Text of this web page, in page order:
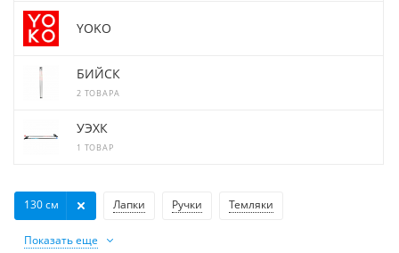
YOKO
БИЙСК
2 ТОВАРА
УЭХК
1 ТОВАР
Лапки Ручки Темляки
130 см
Показать еще